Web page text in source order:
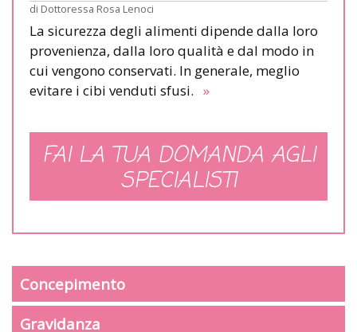
di Dottoressa Rosa Lenoci
La sicurezza degli alimenti dipende dalla loro
provenienza, dalla loro qualità e dal modo in
cui vengono conservati. In generale, meglio
evitare i cibi venduti sfusi. »
FAI LA TUA DOMANDA AGLI
SPECIALISTI
Concepimento
Gravidanza